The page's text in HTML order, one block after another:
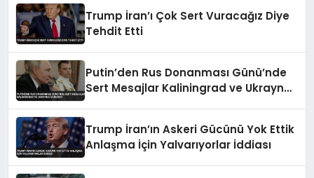
Trump İran’ı Çok Sert Vuracağız Diye
Tehdit Etti
Putin’den Rus Donanması Günü’nde
Sert Mesajlar Kaliningrad ve Ukrayna
Trump İran’ın Askeri Gücünü Yok Ettik
Anlaşma İçin Yalvarıyorlar İddiası